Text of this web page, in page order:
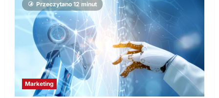
Przeczytano 12 minut
Marketing